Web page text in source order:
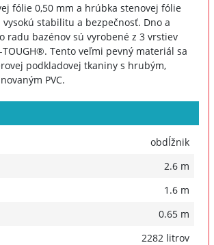
fólie 0,50 mm a hrúbka stenovej fólie
stabilitu a bezpečnosť. Dno a
radu bazénov sú vyrobené z 3 vrstiev
TOUGH®. Tento veľmi pevný materiál sa
podkladovej tkaniny s hrubým,
PVC.
obdĺžnik
2.6 m
1.6 m
0.65 m
2282 litrov